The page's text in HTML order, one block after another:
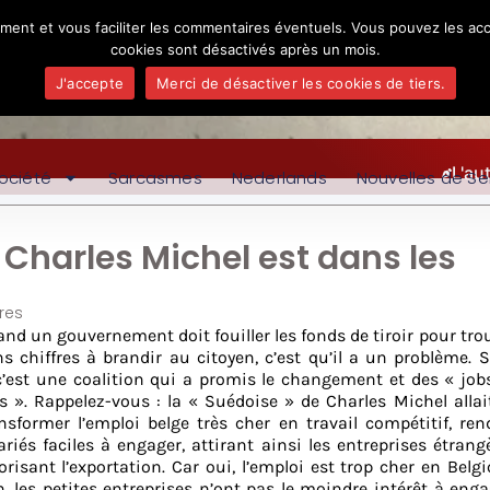
Sarcasmes Nederlands Nouvelles de
Michel est dans les
un gouvernement doit fouiller les fonds de tiroir pour
chiffres à brandir au citoyen, c’est qu’il a un problème.
une coalition qui a promis le changement et des «
». Rappelez-vous : la « Suédoise » de Charles Michel
l’emploi belge très cher en travail compétitif,
faciles à engager, attirant ainsi les entreprises
l’exportation. Car oui, l’emploi est trop cher en
et vous faciliter les commentaires éventuels. Vous pouvez les
cookies sont désactivés après un mois.
J'accepte
Merci de désactiver les cookies de tiers.